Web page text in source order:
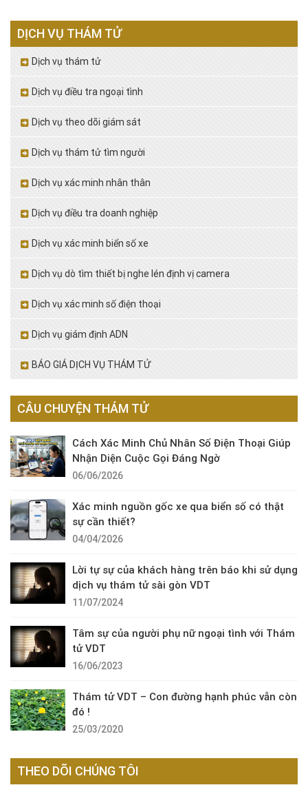
DỊCH VỤ THÁM TỬ
Dịch vụ thám tử
Dịch vụ điều tra ngoại tình
Dịch vụ theo dõi giám sát
Dịch vụ thám tử tìm người
Dịch vụ xác minh nhân thân
Dịch vụ điều tra doanh nghiệp
Dịch vụ xác minh biển số xe
Dịch vụ dò tìm thiết bị nghe lén định vị camera
Dịch vụ xác minh số điện thoại
Dịch vụ giám định ADN
BÁO GIÁ DỊCH VỤ THÁM TỬ
CÂU CHUYỆN THÁM TỬ
Cách Xác Minh Chủ Nhân Số Điện Thoại Giúp
Nhận Diện Cuộc Gọi Đáng Ngờ
06/06/2026
Xác minh nguồn gốc xe qua biển số có thật
sự cần thiết?
04/04/2026
Lời tự sự của khách hàng trên báo khi sử dụng
dịch vụ thám tử sài gòn VDT
11/07/2024
Tâm sự của người phụ nữ ngoại tình với Thám
tử VDT
16/06/2023
Thám tử VDT – Con đường hạnh phúc vẫn còn
đó !
25/03/2020
THEO DÕI CHÚNG TÔI